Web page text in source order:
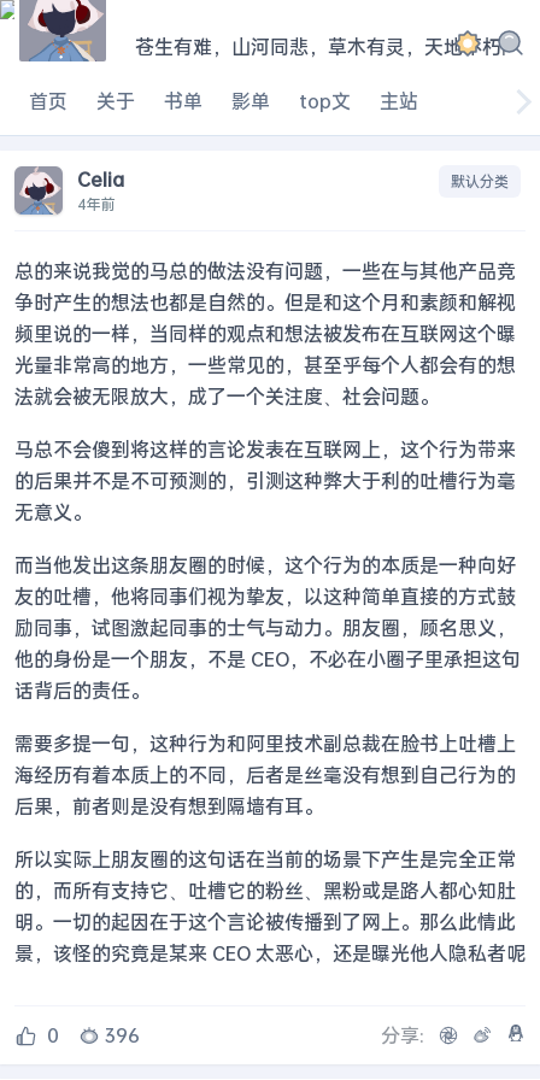
苍生有难，山河同悲，草木有灵，天地不朽|
首页
关于 书单 影单 top文 主站
Celia
4年前
默认分类
总的来说我觉的马总的做法没有问题，一些在与其他产品竞
争时产生的想法也都是自然的。但是和这个月和素颜和解视
频里说的一样，当同样的观点和想法被发布在互联网这个曝
光量非常高的地方，一些常见的，甚至乎每个人都会有的想
法就会被无限放大，成了一个关注度、社会问题。
马总不会傻到将这样的言论发表在互联网上，这个行为带来
的后果并不是不可预测的，引测这种弊大于利的吐槽行为毫
无意义。
而当他发出这条朋友圈的时候，这个行为的本质是一种向好
友的吐槽，他将同事们视为挚友，以这种简单直接的方式鼓
励同事，试图激起同事的士气与动力。朋友圈，顾名思义，
他的身份是一个朋友，不是 CEO，不必在小圈子里承担这句
话背后的责任。
需要多提一句，这种行为和阿里技术副总裁在脸书上吐槽上
海经历有着本质上的不同，后者是丝毫没有想到自己行为的
后果，前者则是没有想到隔墙有耳。
所以实际上朋友圈的这句话在当前的场景下产生是完全正常
的，而所有支持它、吐槽它的粉丝、黑粉或是路人都心知肚
明。一切的起因在于这个言论被传播到了网上。那么此情此
景，该怪的究竟是某来 CEO 太恶心，还是曝光他人隐私者呢
0 396 分享: